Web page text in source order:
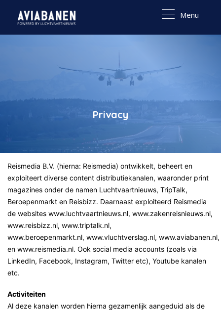
Menu
Privacy
Reismedia B.V. (hierna: Reismedia) ontwikkelt, beheert en
exploiteert diverse content distributiekanalen, waaronder print
magazines onder de namen Luchtvaartnieuws, TripTalk,
Beroepenmarkt en Reisbizz. Daarnaast exploiteerd Reismedia
de websites www.luchtvaartnieuws.nl, www.zakenreisnieuws.nl,
www.reisbizz.nl, www.triptalk.nl,
www.beroepenmarkt.nl, www.vluchtverslag.nl,
en www.reismedia.nl. Ook social media accounts (zoals via
LinkedIn, Facebook, Instagram, Twitter etc), Youtube kanalen
etc.
Activiteiten
Al deze kanalen worden hierna gezamenlijk aangeduid als de